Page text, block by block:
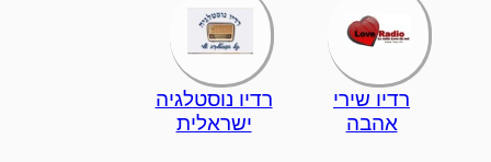
רדיו שירי
אהבה
רדיו נוסטלגיה
ישראלית